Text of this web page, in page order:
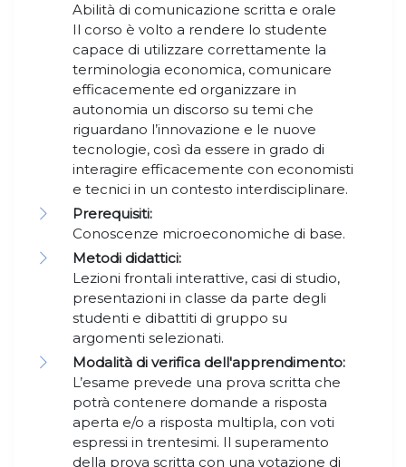
Abilità di comunicazione scritta e orale
Il corso è volto a rendere lo studente
capace di utilizzare correttamente la
terminologia economica, comunicare
efficacemente ed organizzare in
autonomia un discorso su temi che
riguardano l’innovazione e le nuove
tecnologie, così da essere in grado di
interagire efficacemente con economisti
e tecnici in un contesto interdisciplinare.
Prerequisiti:
Conoscenze microeconomiche di base.
Metodi didattici:
Lezioni frontali interattive, casi di studio,
presentazioni in classe da parte degli
studenti e dibattiti di gruppo su
argomenti selezionati.
Modalità di verifica dell'apprendimento:
L’esame prevede una prova scritta che
potrà contenere domande a risposta
aperta e/o a risposta multipla, con voti
espressi in trentesimi. Il superamento
della prova scritta con una votazione di